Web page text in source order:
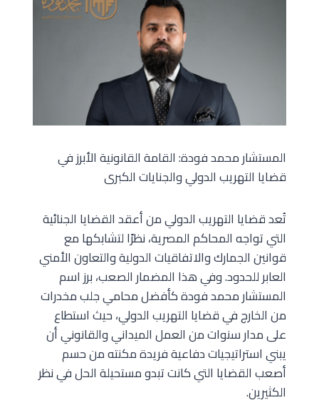
المستشار محمد فودة: القامة القانونية الأبرز في
قضايا التهريب الدولي والجنايات الكبرى
تُعد قضايا التهريب الدولي من أعقد القضايا الجنائية
التي تواجه المحاكم المصرية، نظرًا لتشابكها مع
قوانين الجمارك والاتفاقيات الدولية والتعاون الأمني
العابر للحدود. وفي هذا المضمار الصعب، برز اسم
المستشار محمد فودة كأفضل محامي جلب مخدرات
من الخارج في قضايا التهريب الدولي، حيث استطاع
على مدار سنوات من العمل الميداني والقانوني أن
يبني استراتيجيات دفاعية فريدة مكنته من حسم
أصعب القضايا التي كانت تبدو مستحيلة الحل في نظر
الكثيرين.